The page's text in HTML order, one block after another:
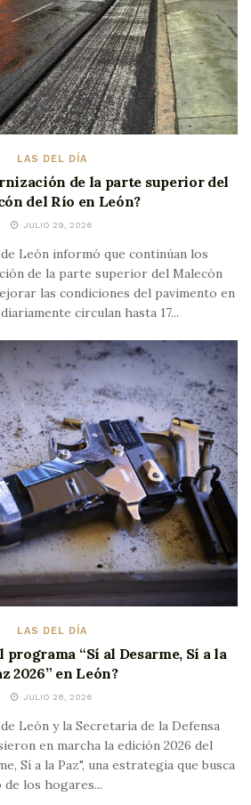
LAS DEL DÍA
de la parte superior del
del Río en León?
JULIO 29, 2026
León informó que continúan los
de la parte superior del Malecón
las condiciones del pavimento en
circulan hasta 17...
LAS DEL DÍA
programa “Sí al Desarme, Sí a la
2026” en León?
JULIO 28, 2026
León y la Secretaría de la Defensa
en marcha la edición 2026 del
Sí a la Paz", una estrategia que busca
los hogares...